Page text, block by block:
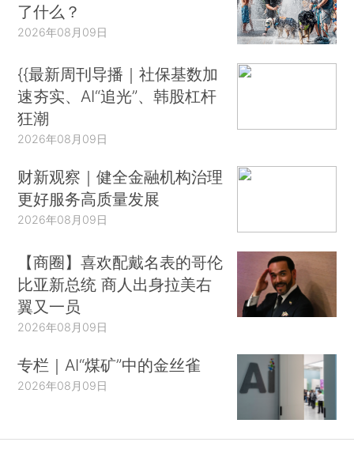
了什么？
2026年08月09日
{{最新周刊导播｜社保基数加
速夯实、AI“追光”、韩股杠杆
狂潮
2026年08月09日
财新观察｜健全金融机构治理
更好服务高质量发展
2026年08月09日
【商圈】喜欢配戴名表的哥伦
比亚新总统 商人出身拉美右
翼又一员
2026年08月09日
专栏｜AI“煤矿”中的金丝雀
2026年08月09日